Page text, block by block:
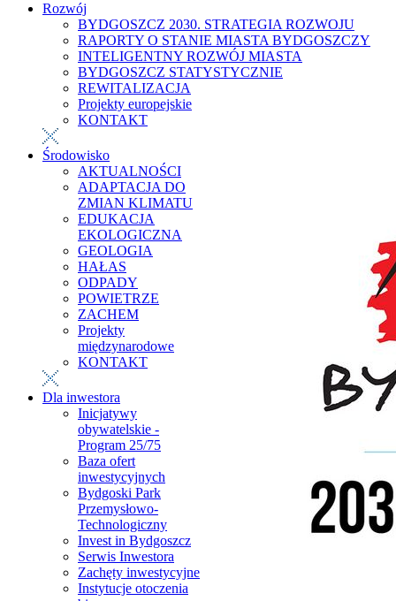
Rozwój
BYDGOSZCZ 2030. STRATEGIA ROZWOJU
RAPORTY O STANIE MIASTA BYDGOSZCZY
INTELIGENTNY ROZWÓJ MIASTA
BYDGOSZCZ STATYSTYCZNIE
REWITALIZACJA
Projekty europejskie
KONTAKT
Środowisko
AKTUALNOŚCI
ADAPTACJA DO
ZMIAN KLIMATU
EDUKACJA
EKOLOGICZNA
GEOLOGIA
HAŁAS
ODPADY
POWIETRZE
ZACHEM
Projekty
międzynarodowe
KONTAKT
Dla inwestora
Inicjatywy
obywatelskie -
Program 25/75
Baza ofert
inwestycyjnych
Bydgoski Park
Przemysłowo-
Technologiczny
Invest in Bydgoszcz
Serwis Inwestora
Zachęty inwestycyjne
Instytucje otoczenia